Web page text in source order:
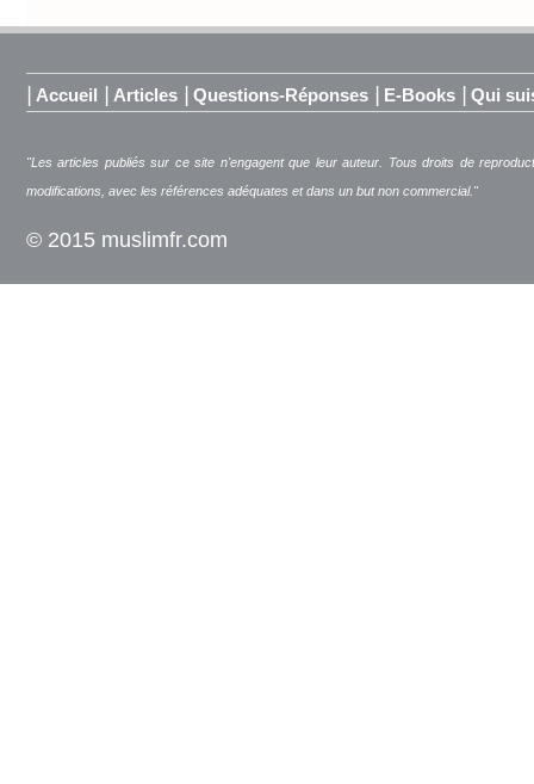
| Accueil | Articles | Questions-Réponses | E-Books | Qui
"Les articles publiés sur ce site n'engagent que leur auteur. Tous droits de
modifications, avec les références adéquates et dans un but non commercial."
© 2015 muslimfr.com